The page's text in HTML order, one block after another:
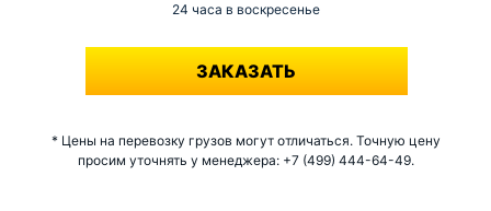
24 часа в воскресенье
-
ЗАКАЗАТЬ
* Цены на перевозку грузов могут отличаться. Точную цену
просим уточнять у менеджера: +7 (499) 444-64-49.